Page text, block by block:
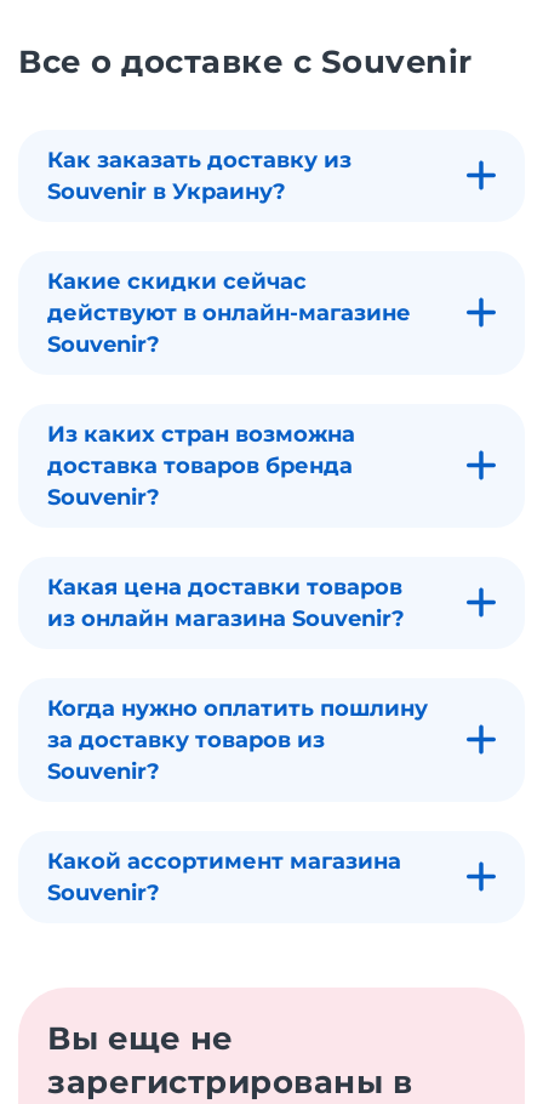
Все о доставке с Souvenir
Как заказать доставку из
Souvenir в Украину?
Какие скидки сейчас
действуют в онлайн-магазине
Souvenir?
Из каких стран возможна
доставка товаров бренда
Souvenir?
Какая цена доставки товаров
из онлайн магазина Souvenir?
Когда нужно оплатить пошлину
за доставку товаров из
Souvenir?
Какой ассортимент магазина
Souvenir?
Вы еще не
зарегистрированы в